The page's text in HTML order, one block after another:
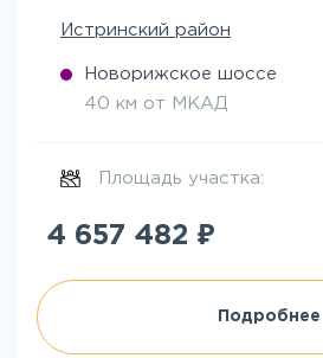
Истринский район
Новорижское шоссе
40 км от МКАД
Площадь участка:
4 657 482 ₽
Подробнее